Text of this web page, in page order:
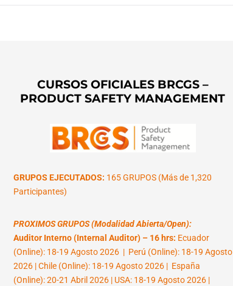
CURSOS OFICIALES BRCGS –
PRODUCT SAFETY MANAGEMENT
GRUPOS EJECUTADOS: 165 GRUPOS (Más de 1,320
Participantes)
PROXIMOS GRUPOS (Modalidad Abierta/Open):
Auditor Interno (Internal Auditor) – 16 hrs: Ecuador
(Online): 18-19 Agosto 2026 | Perú (Online): 18-19 Agosto
2026 | Chile (Online): 18-19 Agosto 2026 | España
(Online): 20-21 Abril 2026 | USA: 18-19 Agosto 2026 |